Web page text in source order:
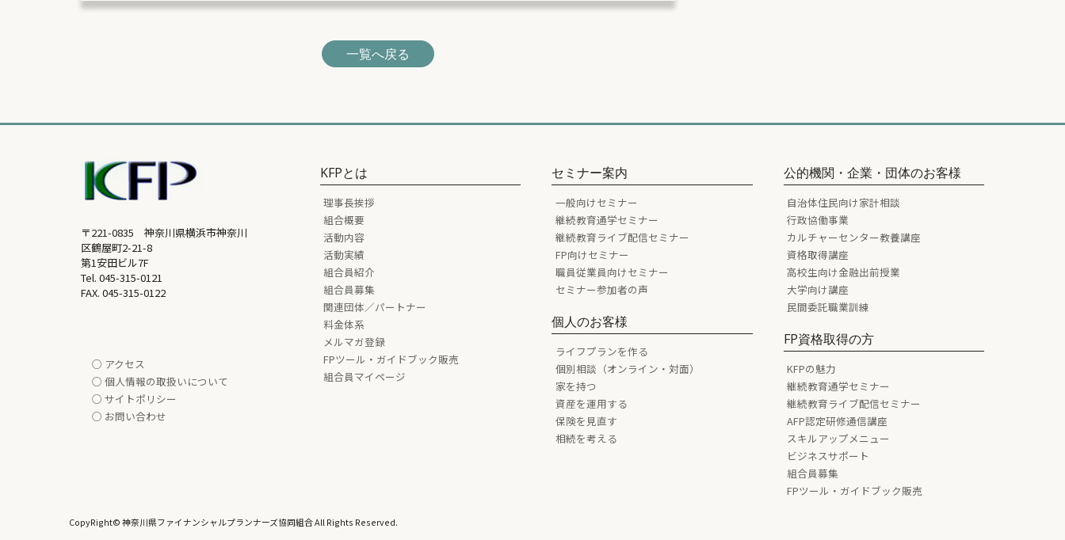
一覧へ戻る
〒221-0835 神奈川県横浜市神奈川
区鶴屋町2-21-8
第1安田ビル7F
Tel. 045-315-0121
FAX. 045-315-0122
○ アクセス
○ 個人情報の取扱いについて
○ サイトポリシー
○ お問い合わせ
KFPとは
理事長挨拶
組合概要
活動内容
活動実績
組合員紹介
組合員募集
関連団体／パートナー
料金体系
メルマガ登録
FPツール・ガイドブック販売
組合員マイページ
セミナー案内
一般向けセミナー
継続教育通学セミナー
継続教育ライブ配信セミナー
FP向けセミナー
職員従業員向けセミナー
セミナー参加者の声
個人のお客様
ライフプランを作る
個別相談（オンライン・対面）
家を持つ
資産を運用する
保険を見直す
相続を考える
公的機関・企業・団体のお客様
自治体住民向け家計相談
行政協働事業
カルチャーセンター教養講座
資格取得講座
高校生向け金融出前授業
大学向け講座
民間委託職業訓練
FP資格取得の方
KFPの魅力
継続教育通学セミナー
継続教育ライブ配信セミナー
AFP認定研修通信講座
スキルアップメニュー
ビジネスサポート
組合員募集
FPツール・ガイドブック販売
CopyRight© 神奈川県ファイナンシャルプランナーズ協同組合 All Rights Reserved.